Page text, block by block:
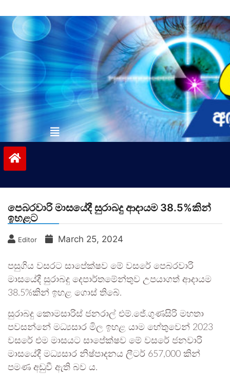
to
contentvinivida.lk
පෙබරවාරි මාසයේදී සුරාබදු ආදායම 38.5%කින්
ඉහළට
Editor March 25, 2024
පසුගිය වසරට සාපේක්ෂව මේ වසරේ පෙබරවාරි
මාසයේදී සුරාබදු දෙපාර්තමේන්තුව උපයාගත් ආදායම
38.5%කින් ඉහළ ගොස් තිබේ.
සුරාබදු කොමසාරිස් ජනරාල් එම්.ජේ.ගුණසිරි මහතා
පවසන්නේ මධ්‍යසාර මිල ඉහළ යාම හේතුවෙන් 2023
වසරේ එම මාසයට සාපේක්ෂව මේ වසරේ ජනවාරි
මාසයේදී මධ්‍යසාර නිෂ්පාදනය ලීටර් 657,000 කින්
පමණ අඩුවී ඇති බව ය.